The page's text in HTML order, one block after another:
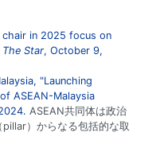
chair in 2025 focus on
The Star, October 9,
"Launching
ASEAN-Malaysia
ASEAN共同体は政治
）からなる包括的な取